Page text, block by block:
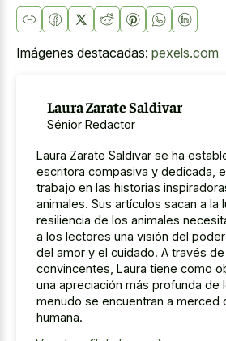
Imágenes destacadas: pexels.com
Laura Zarate Saldivar
Sénior Redactor
Laura Zarate Saldivar se ha
escritora compasiva y dedicada,
trabajo en las historias
animales. Sus artículos sacan a la
resiliencia de los animales
a los lectores una visión del
del amor y el cuidado. A través
convincentes, Laura tiene como
una apreciación más profunda de
menudo se encuentran a merced
humana.